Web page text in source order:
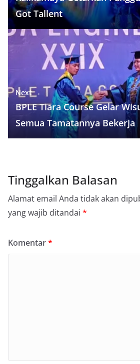
Got Tallent
Next →
BPLE Tiara Course Gelar
Semua Tamatannya Bekerja
Tinggalkan Balasan
Alamat email Anda tidak akan
yang wajib ditandai *
Komentar*